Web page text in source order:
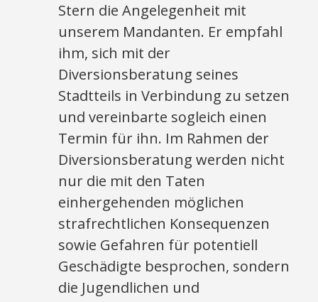
Stern die Angelegenheit mit
unserem Mandanten. Er empfahl
ihm, sich mit der
Diversionsberatung seines
Stadtteils in Verbindung zu setzen
und vereinbarte sogleich einen
Termin für ihn. Im Rahmen der
Diversionsberatung werden nicht
nur die mit den Taten
einhergehenden möglichen
strafrechtlichen Konsequenzen
sowie Gefahren für potentiell
Geschädigte besprochen, sondern
die Jugendlichen und